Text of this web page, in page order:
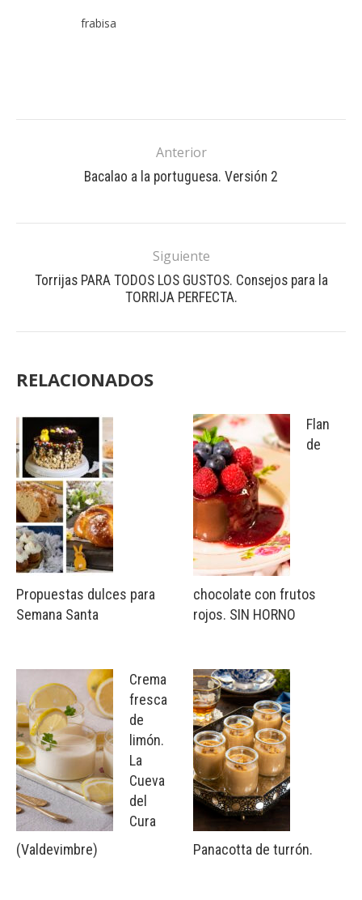
frabisa
Anterior
Bacalao a la portuguesa. Versión 2
Siguiente
Torrijas PARA TODOS LOS GUSTOS. Consejos para la
TORRIJA PERFECTA.
RELACIONADOS
Propuestas dulces para
Semana Santa
Crema
fresca
de
limón.
La
Cueva
del
Cura
(Valdevimbre)
Flan
de
chocolate con frutos
rojos. SIN HORNO
Panacotta de turrón.